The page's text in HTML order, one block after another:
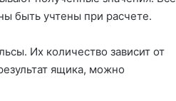
быть учтены при расчете.
Их количество зависит от
ящика, можно